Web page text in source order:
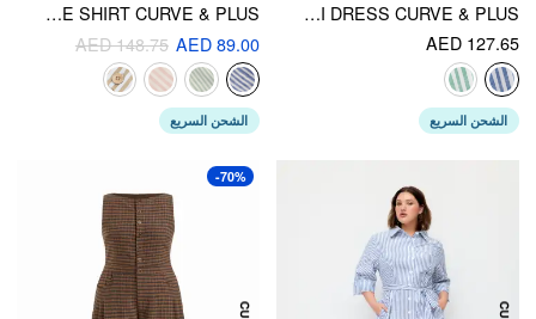
COTTON-BLEND V-NECK STRIPE PLEATED CINCHED WAIST MINI DRESS CURVE & PLUS
AED 127.65
الشحن السريع
COTTON-BLEND COLLAR STRIPED KNOTTED ROLL-UP LONG SLEEVE SHIRT CURVE & PLUS
AED 89.00
AED 148.75
الشحن السريع
-70%